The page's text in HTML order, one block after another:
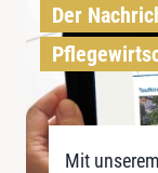
Der
Mit